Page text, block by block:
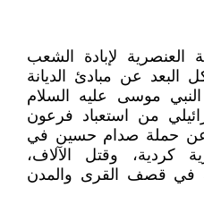
العنصرية لإبادة الشعب
البعد عن مبادئ الديانة
النبي موسى عليه السلام
من استعباد فرعون
عن حملة صدام حسين في
من 4000 قرية كردية، وقتل الآلاف،
في قصف القرى والمدن